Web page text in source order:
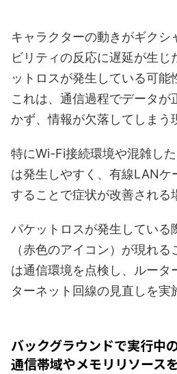
キャラクターの動きがギクシ
ビリティの反応に遅延が生じ
ットロスが発生している可能
これは、通信過程でデータが
かず、情報が欠落してしまう
特にWi-Fi接続環境や混雑し
は発生しやすく、有線LANケ
することで症状が改善される
パケットロスが発生している
（赤色のアイコン）が現れ
は通信環境を点検し、ルータ
ターネット回線の見直しを実
バックグラウンドで実行中
通信帯域やメモリリソース